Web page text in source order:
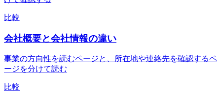
比較
会社概要と会社情報の違い
事業の方向性を読むページと、所在地や連絡先を確認するペ
ージを分けて読む
比較